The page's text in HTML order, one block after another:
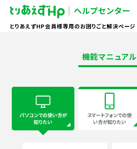
とりあえずHP会員様専用のお困りごと解決ページ
機能マニュアル
パソコンでの使い方が
知りたい
スマートフォンでの使
い方が知りたい